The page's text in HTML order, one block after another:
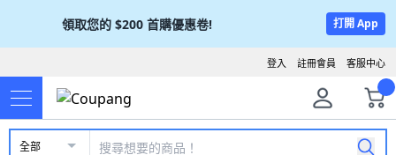
領取您的 $200 首購優惠卷! 打開 App
客服中心
註冊會員
登入
全部